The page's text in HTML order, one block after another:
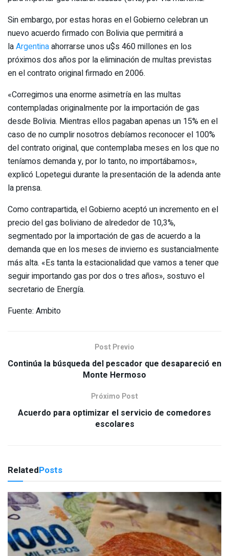
Sin embargo, por estas horas en el Gobierno celebran un
nuevo acuerdo firmado con Bolivia que permitirá a
laArgentinaahorrarse unos u$s 460 millones en los
próximos dos años por la eliminación de multas previstas
en el contrato original firmado en 2006.
«Corregimos una enorme asimetría en las multas
contempladas originalmente por la importación de gas
desde Bolivia. Mientras ellos pagaban apenas un 15% en el
caso de no cumplir nosotros debíamos reconocer el 100%
del contrato original, que contemplaba meses en los que no
teníamos demanda y, por lo tanto, no importábamos»,
explicó Lopetegui durante la presentación de la adenda ante
la prensa.
Como contrapartida, el Gobierno aceptó un incremento en el
precio del gas boliviano de alrededor de 10,3%,
segmentado por la importación de gas de acuerdo a la
demanda que en los meses de invierno es sustancialmente
más alta. «Es tanta la estacionalidad que vamos a tener que
seguir importando gas por dos o tres años», sostuvo el
secretario de Energía.
Fuente: Ambito
Post Previo
Continúa la búsqueda del pescador que desapareció en
Monte Hermoso
Próximo Post
Acuerdo para optimizar el servicio de comedores
escolares
RelatedPosts